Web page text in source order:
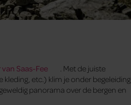
van Saas-Fee
. Met de juiste
etc.) klim je onder begeleiding
panorama over de bergen en